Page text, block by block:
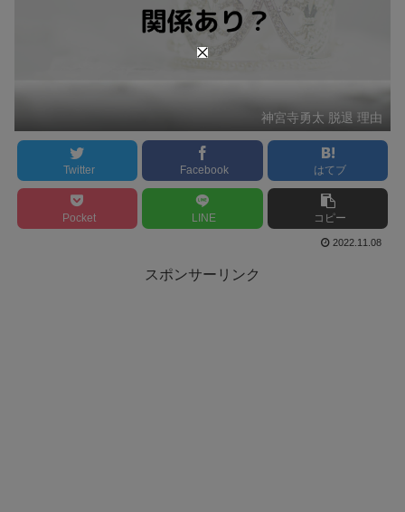
神宮寺勇太 脱退 理由
Twitter Facebook はてブ
Pocket LINE コピー
2022.11.08
スポンサーリンク